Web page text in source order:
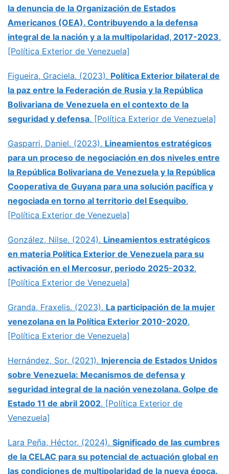
la denuncia de la Organización de Estados
Americanos (OEA). Contribuyendo a la defensa
integral de la nación y a la multipolaridad, 2017-2023.
[Política Exterior de Venezuela]
Figueira, Graciela. (2023). Política Exterior bilateral de
la paz entre la Federación de Rusia y la República
Bolivariana de Venezuela en el contexto de la
seguridad y defensa. [Política Exterior de Venezuela]
Gasparri, Daniel. (2023). Lineamientos estratégicos
para un proceso de negociación en dos niveles entre
la República Bolivariana de Venezuela y la República
Cooperativa de Guyana para una solución pacífica y
negociada en torno al territorio del Esequibo.
[Política Exterior de Venezuela]
González, Nilse. (2024). Lineamientos estratégicos
en materia Política Exterior de Venezuela para su
activación en el Mercosur, periodo 2025-2032.
[Política Exterior de Venezuela]
Granda, Fraxelis. (2023). La participación de la mujer
venezolana en la Política Exterior 2010-2020.
[Política Exterior de Venezuela]
Hernández, Sor. (2021). Injerencia de Estados Unidos
sobre Venezuela: Mecanismos de defensa y
seguridad integral de la nación venezolana. Golpe de
Estado 11 de abril 2002. [Política Exterior de
Venezuela]
Lara Peña, Héctor. (2024). Significado de las cumbres
de la CELAC para su potencial de actuación global en
las condiciones de multipolaridad de la nueva época.